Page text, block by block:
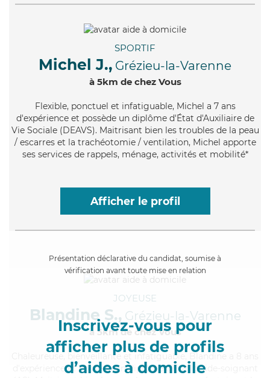
SPORTIF
Michel J., Grézieu-la-Varenne
à 5km de chez Vous
Flexible, ponctuel et infatiguable, Michel a 7 ans
d'expérience et possède un diplôme d'État d'Auxiliaire de
Vie Sociale (DEAVS). Maitrisant bien les troubles de la peau
/ escarres et la trachéotomie / ventilation, Michel apporte
ses services de rappels, ménage, activités et mobilité*
Afficher le profil
Présentation déclarative du candidat, soumise à
vérification avant toute mise en relation
Inscrivez-vous pour
afficher plus de profils
d’aides à domicile
JOYEUSE
Blandine S., Grézieu-la-Varenne
à 5km de chez Vous
, bienveillante et infatiguable, Blandine a 8 ans
d'expérience et possède un diplôme d'Etat d'aide-soignant